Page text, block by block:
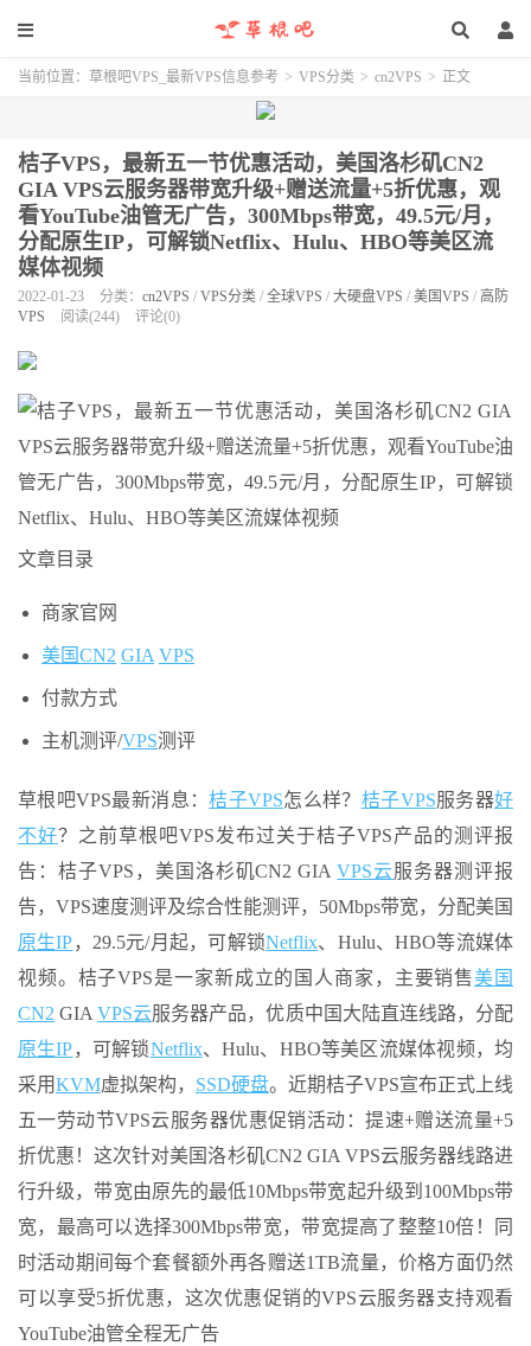
当前位置： 草根吧VPS_最新VPS信息参考 > VPS分类 > cn2VPS > 正文
桔子VPS，最新五一节优惠活动，美国洛杉矶CN2
GIA VPS云服务器带宽升级+赠送流量+5折优惠，观
看YouTube油管无广告，300Mbps带宽，49.5元/月，
分配原生IP，可解锁Netflix、Hulu、HBO等美区流
媒体视频
2022-01-23 分类： cn2VPS / VPS分类 / 全球VPS / 大硬盘VPS / 美国VPS / 高防
VPS
阅读(244) 评论(0)
文章目录
商家官网
美国CN2 GIA VPS
付款方式
主机测评/VPS测评
草根吧VPS最新消息：桔子VPS怎么样？ 桔子VPS服务器好
不好？之前草根吧VPS发布过关于桔子VPS产品的测评报
告：桔子VPS，美国洛杉矶CN2 GIAVPS云服务器测评报
告，VPS速度测评及综合性能测评，50Mbps带宽，分配美国
原生IP，29.5元/月起，可解锁Netflix、Hulu、HBO等流媒体
视频。桔子VPS是一家新成立的国人商家，主要销售美国
CN2 GIAVPS云服务器产品，优质中国大陆直连线路，分配
原生IP，可解锁Netflix、Hulu、HBO等美区流媒体视频，均
采用KVM虚拟架构， SSD硬盘。近期桔子VPS宣布正式上线
五一劳动节VPS云服务器优惠促销活动：提速+赠送流量+5
折优惠！这次针对美国洛杉矶CN2 GIA VPS云服务器线路进
行升级，带宽由原先的最低10Mbps带宽起升级到100Mbps带
宽，最高可以选择300Mbps带宽，带宽提高了整整10倍！同
时活动期间每个套餐额外再各赠送1TB流量，价格方面仍然
可以享受5折优惠，这次优惠促销的VPS云服务器支持观看
YouTube油管全程无广告